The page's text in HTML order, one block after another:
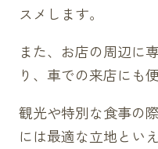
スメします。
また、お店の周辺に
り、車での来店にも
観光や特別な食事の
には最適な立地とい